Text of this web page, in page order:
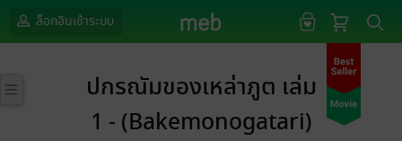
ล็อกอินเข้าระบบ
ปกรณัมของเหล่าภูต เล่ม
1 - (Bakemonogatari)